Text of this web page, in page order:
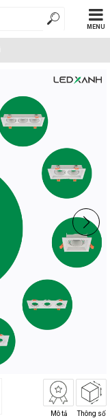
MENU
Mô tả Thông số